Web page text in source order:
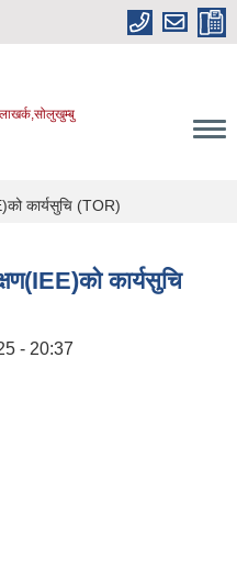
कार्यसुचि (TOR)
कार्यसुचि
- 20:37